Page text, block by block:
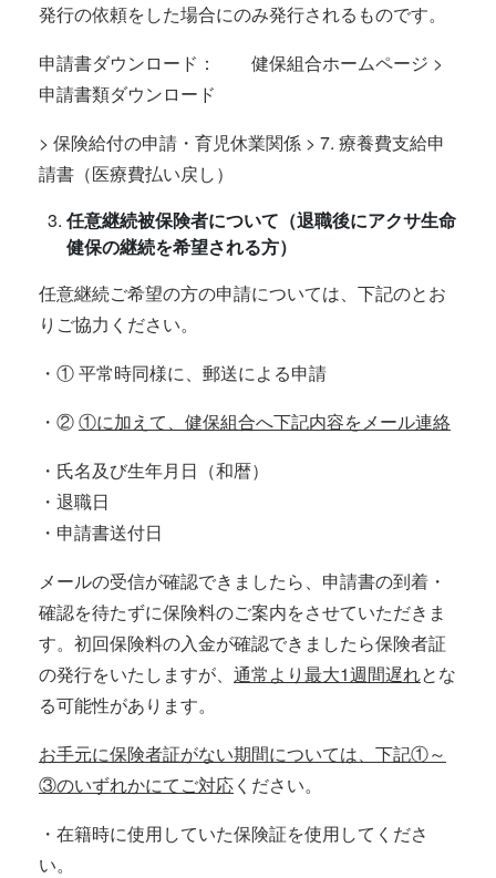
発行の依頼をした場合にのみ発行されるものです。
申請書ダウンロード： 健保組合ホームページ >
申請書類ダウンロード
> 保険給付の申請・育児休業関係 > 7. 療養費支給申
請書（医療費払い戻し）
任意継続被保険者について（退職後にアクサ生命
健保の継続を希望される方）
任意継続ご希望の方の申請については、下記のとお
りご協力ください。
・① 平常時同様に、郵送による申請
・②①に加えて、健保組合へ下記内容をメール連絡
・氏名及び生年月日（和暦）
・退職日
・申請書送付日
メールの受信が確認できましたら、申請書の到着・
確認を待たずに保険料のご案内をさせていただきま
す。初回保険料の入金が確認できましたら保険者証
の発行をいたしますが、 通常より最大1週間遅れとな
る可能性があります。
お手元に保険者証がない期間については、下記①～
③のいずれかにてご対応ください。
・在籍時に使用していた保険証を使用してくださ
い。